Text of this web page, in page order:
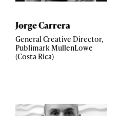
Jorge Carrera
General Creative Director,
Publimark MullenLowe
(Costa Rica)